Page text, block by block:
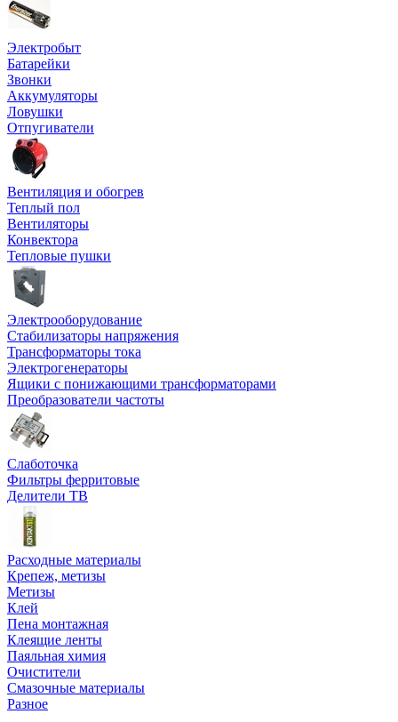
Электробыт
Батарейки
Звонки
Аккумуляторы
Ловушки
Отпугиватели
Вентиляция и обогрев
Теплый пол
Вентиляторы
Конвектора
Тепловые пушки
Электрооборудование
Стабилизаторы напряжения
Трансформаторы тока
Электрогенераторы
Ящики с понижающими трансформаторами
Преобразователи частоты
Слаботочка
Фильтры ферритовые
Делители ТВ
Расходные материалы
Крепеж, метизы
Метизы
Клей
Пена монтажная
Клеящие ленты
Паяльная химия
Очистители
Смазочные материалы
Разное